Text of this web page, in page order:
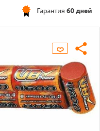
Гарантия 60 дней